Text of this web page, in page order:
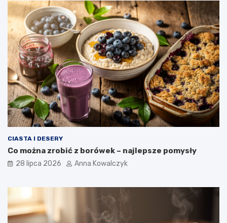
CIASTA I DESERY
Co można zrobić z borówek – najlepsze pomysły
28 lipca 2026 Anna Kowalczyk